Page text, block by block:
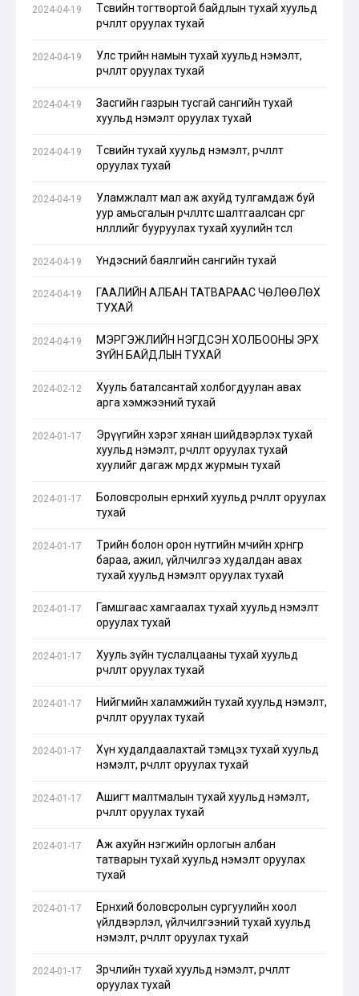
2024-04-19
Төсвийн тогтвортой байдлын тухай хуульд
өөрчлөлт оруулах тухай
2024-04-19
Улс төрийн намын тухай хуульд нэмэлт,
өөрчлөлт оруулах тухай
2024-04-19
Засгийн газрын тусгай сангийн тухай
хуульд нэмэлт оруулах тухай
2024-04-19
Төсвийн тухай хуульд нэмэлт, өөрчлөлт
оруулах тухай
2024-04-19
Уламжлалт мал аж ахуйд тулгамдаж буй
уур амьсгалын өөрчлөлтөөс шалтгаалсан сөрөг
нөлөөллийг бууруулах тухай хуулийн төсөл
2024-04-19 Үндэсний баялгийн сангийн тухай
2024-04-19
ГААЛИЙН АЛБАН ТАТВАРААС ЧӨЛӨӨЛӨХ
ТУХАЙ
2024-04-19
МЭРГЭЖЛИЙН НЭГДСЭН ХОЛБООНЫ ЭРХ
ЗҮЙН БАЙДЛЫН ТУХАЙ
2024-02-12
Хууль баталсантай холбогдуулан авах
арга хэмжээний тухай
2024-01-17
Эрүүгийн хэрэг хянан шийдвэрлэх тухай
хуульд нэмэлт, өөрчлөлт оруулах тухай
хуулийг дагаж мөрдөх журмын тухай
2024-01-17
Боловсролын ерөнхий хуульд өөрчлөлт оруулах
тухай
2024-01-17
Төрийн болон орон нутгийн өмчийн хөрөнгөөр
бараа, ажил, үйлчилгээ худалдан авах
тухай хуульд нэмэлт оруулах тухай
2024-01-17
Гамшгаас хамгаалах тухай хуульд нэмэлт
оруулах тухай
2024-01-17
Хууль зүйн туслалцааны тухай хуульд
өөрчлөлт оруулах тухай
2024-01-17
Нийгмийн халамжийн тухай хуульд нэмэлт,
өөрчлөлт оруулах тухай
2024-01-17
Хүн худалдаалахтай тэмцэх тухай хуульд
нэмэлт, өөрчлөлт оруулах тухай
2024-01-17
Ашигт малтмалын тухай хуульд нэмэлт,
өөрчлөлт оруулах тухай
2024-01-17
Аж ахуйн нэгжийн орлогын албан
татварын тухай хуульд нэмэлт оруулах
тухай
2024-01-17
Ерөнхий боловсролын сургуулийн хоол
үйлдвэрлэл, үйлчилгээний тухай хуульд
нэмэлт, өөрчлөлт оруулах тухай
2024-01-17
Зөрчлийн тухай хуульд нэмэлт, өөрчлөлт
оруулах тухай